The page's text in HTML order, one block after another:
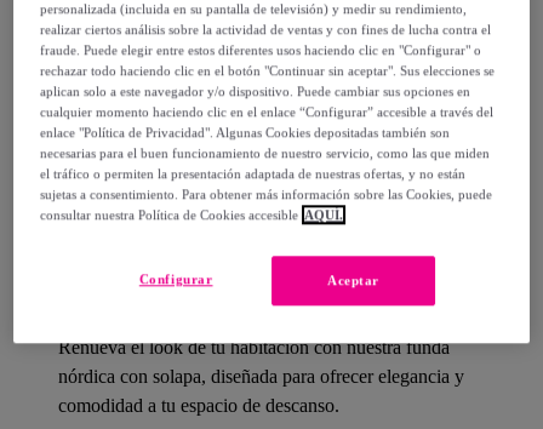
Entrega: Entre el12/08y el15/08
¿Cómo funciona?
Detalles del producto
Renueva el look de tu habitación con nuestra funda
nórdica con solapa, diseñada para ofrecer elegancia y
comodidad a tu espacio de descanso.
personalizada (incluida en su pantalla de televisión) y medir su rendimiento,
realizar ciertos análisis sobre la actividad de ventas y con fines de lucha contra el
fraude. Puede elegir entre estos diferentes usos haciendo clic en "Configurar" o
rechazar todo haciendo clic en el botón "Continuar sin aceptar". Sus elecciones se
aplican solo a este navegador y/o dispositivo. Puede cambiar sus opciones en
cualquier momento haciendo clic en el enlace “Configurar” accesible a través del
enlace "Política de Privacidad". Algunas Cookies depositadas también son
necesarias para el buen funcionamiento de nuestro servicio, como las que miden
el tráfico o permiten la presentación adaptada de nuestras ofertas, y no están
sujetas a consentimiento. Para obtener más información sobre las Cookies, puede
consultar nuestra Política de Cookies accesible AQUÍ.
Aceptar
Configurar